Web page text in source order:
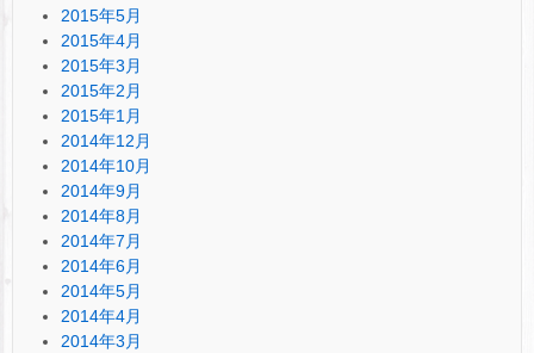
2015年5月
2015年4月
2015年3月
2015年2月
2015年1月
2014年12月
2014年10月
2014年9月
2014年8月
2014年7月
2014年6月
2014年5月
2014年4月
2014年3月